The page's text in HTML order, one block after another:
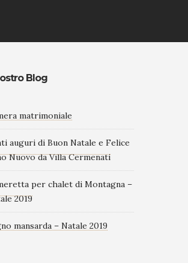
Blog
matrimoniale
auguri di Buon Natale e Felice
Nuovo da Villa Cermenati
per chalet di Montagna –
2019
mansarda – Natale 2019